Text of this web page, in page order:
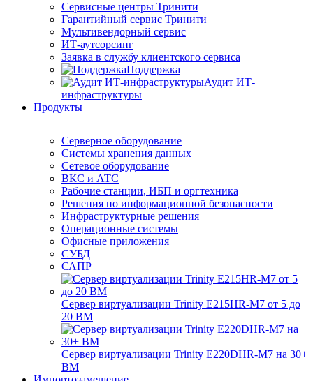
Сервисные центры Тринити
Гарантийный сервис Тринити
Мультивендорный сервис
ИТ-аутсорсинг
Заявка в службу клиентского сервиса
Поддержка
Аудит ИТ-
инфраструктуры
Продукты
Серверное оборудование
Системы хранения данных
Сетевое оборудование
ВКС и АТС
Рабочие станции, ИБП и оргтехника
Решения по информационной безопасности
Инфраструктурные решения
Операционные системы
Офисные приложения
СУБД
САПР
Сервер виртуализации Trinity E215HR-M7 от 5 до
20 ВМ
Сервер виртуализации Trinity E220DHR-M7 на 30+
ВМ